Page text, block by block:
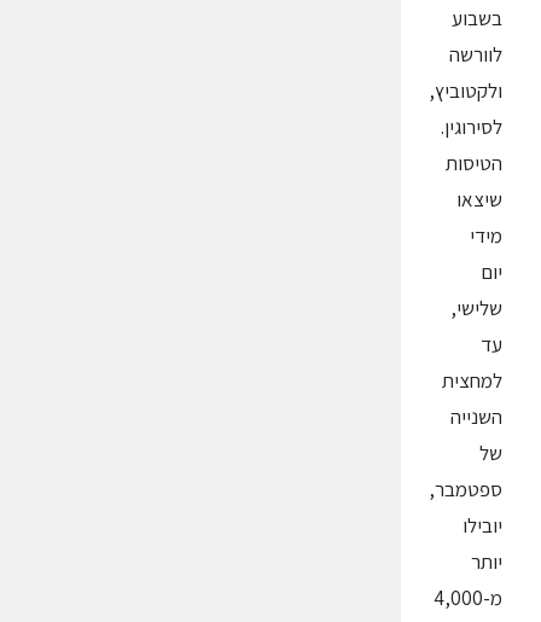
בשבוע
לוורשה
ולקטוביץ,
לסירוגין.
הטיסות
שיצאו
מידי
יום
שלישי,
עד
למחצית
השנייה
של
ספטמבר,
יובילו
יותר
מ-4,000